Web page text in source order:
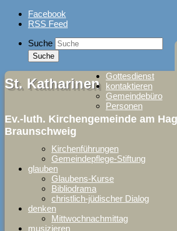
Skip
Facebook
RSS Feed
Suche
St. Katharinen
Ev.-luth. Kirchengemeinde am
Braunschweig
Gottesdienst
kontaktieren
Gemeindebüro
Personen
Kirchenführungen
Gemeindepflege-Stiftung
glauben
Glaubens-Kurse
Bibliodrama
christlich-jüdischer Dialog
denken
Mittwochnachmittag
musizieren